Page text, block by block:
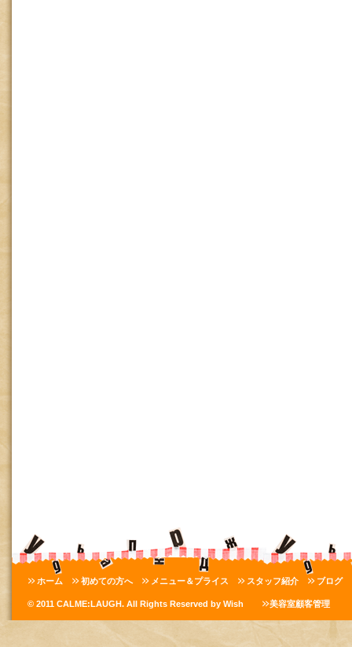
ホーム 初めての方へ メニュー＆プライス スタッフ紹介 ブログ
© 2011 CALME:LAUGH. All Rights Reserved by Wish 美容室顧客管理